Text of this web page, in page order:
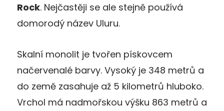
Rock. Nejčastěji se ale stejně používá
domorodý název Uluru.
Skalní monolit je tvořen pískovcem
načervenalé barvy. Vysoký je 348 metrů a
do země zasahuje až 5 kilometrů hluboko.
Vrchol má nadmořskou výšku 863 metrů a